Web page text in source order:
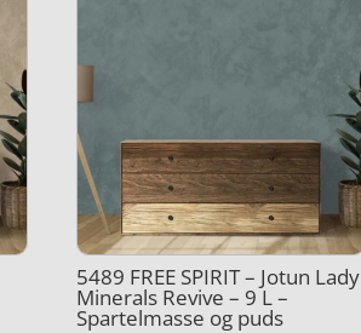
5489 FREE SPIRIT – Jotun Lady
Minerals Revive – 9 L –
Spartelmasse og puds